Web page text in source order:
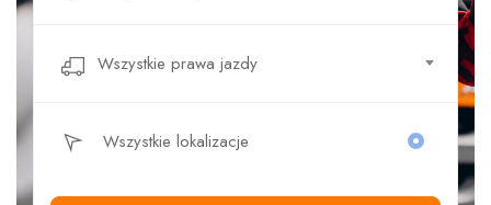
Wszystkie prawa jazdy